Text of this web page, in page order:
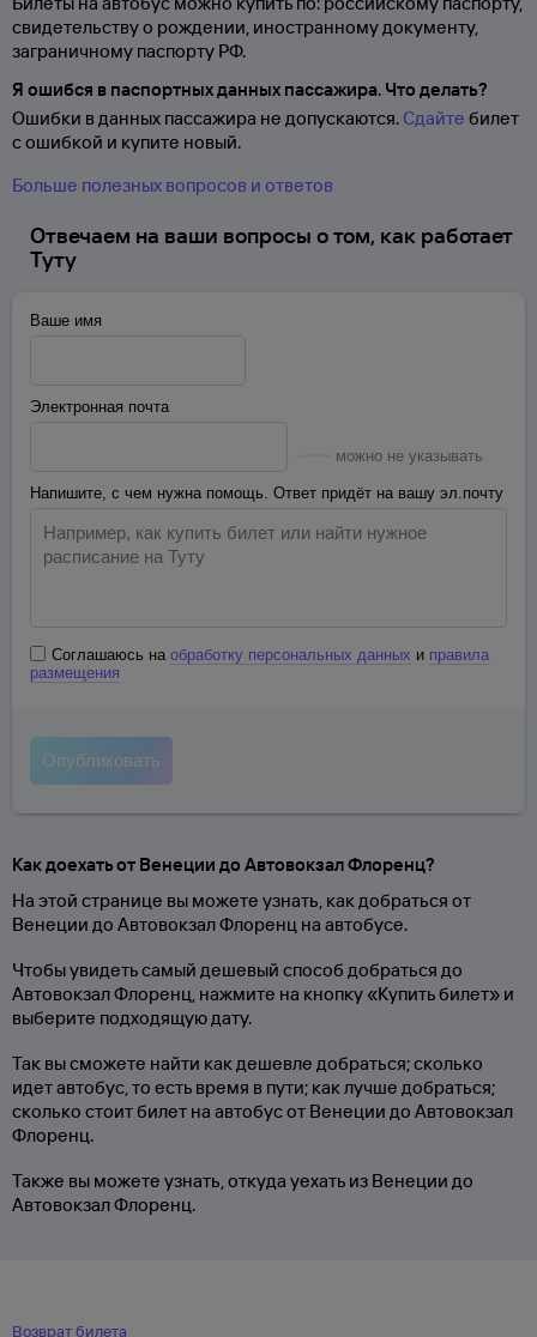
свидетельству о рождении, иностранному документу,
заграничному паспорту РФ.
Я ошибся в паспортных данных пассажира. Что делать?
Ошибки в данных пассажира не допускаются. Сдайте билет
с ошибкой и купите новый.
Больше полезных вопросов и ответов
Отвечаем на ваши вопросы о том, как работает
Туту
Ваше имя
Электронная почта
можно не указывать
Напишите, с чем нужна помощь. Ответ придёт на вашу эл.почту
Соглашаюсь на обработку персональных данных и правила
размещения
Как доехать от Венеции до Автовокзал Флоренц?
На этой странице вы можете узнать, как добраться от
Венеции до Автовокзал Флоренц на автобусе.
Чтобы увидеть самый дешевый способ добраться до
Автовокзал Флоренц, нажмите на кнопку «Купить билет» и
выберите подходящую дату.
Так вы сможете найти как дешевле добраться; сколько
идет автобус, то есть время в пути; как лучше добраться;
сколько стоит билет на автобус от Венеции до Автовокзал
Флоренц.
Также вы можете узнать, откуда уехать из Венеции до
Автовокзал Флоренц.
Возврат билета